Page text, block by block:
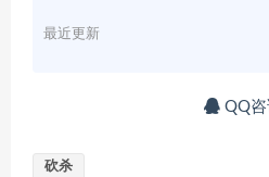
最近更新
QQ咨
砍杀